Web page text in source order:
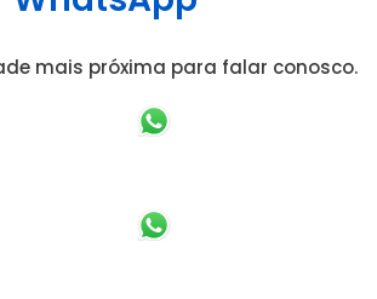
mais próxima para falar conosco.